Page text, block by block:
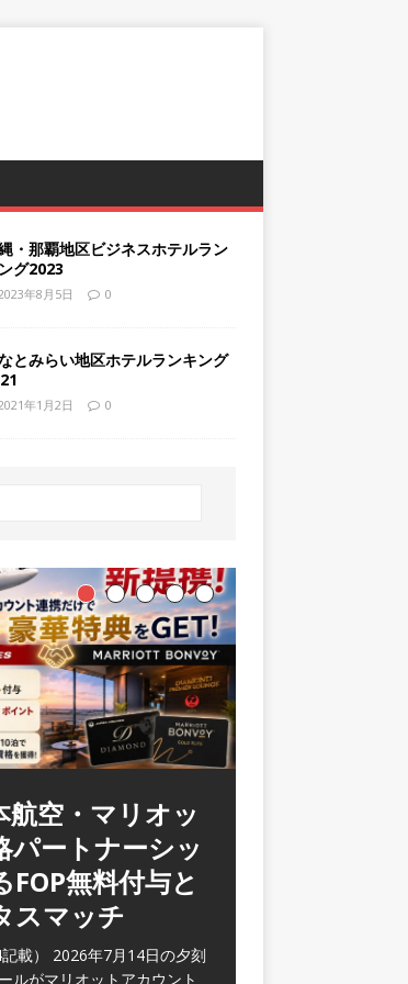
・那覇地区ビジネスホテルラン
グ2023
年8月5日 0
とみらい地区ホテルランキング
年1月2日 0
華 那覇空港
載） 2026年5月下旬の平日
際に利用した。 こちらのラ